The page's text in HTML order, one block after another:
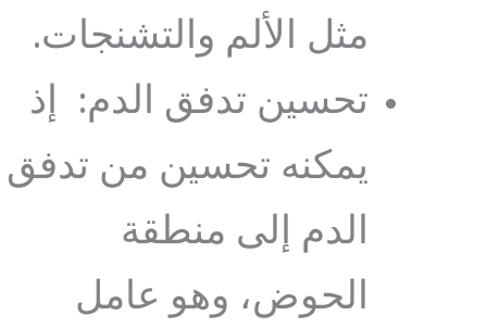
مثل الألم والتشنجات.
تحسين تدفق الدم: إذ
يمكنه تحسين من تدفق
الدم إلى منطقة
الحوض، وهو عامل